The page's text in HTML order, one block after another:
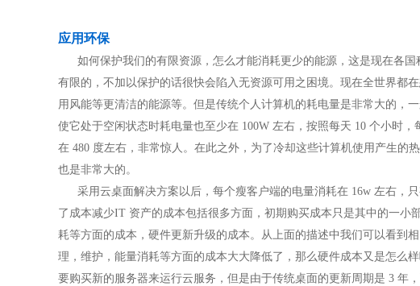
应用环保
如何保护我们的有限资源，怎么才能消耗更少的能源，这是现在各国
有限的，不加以保护的话很快会陷入无资源可用之困境。现在全世界都
用风能等更清洁的能源等。但是传统个人计算机的耗电量是非常大的，
使它处于空闲状态时耗电量也至少在 100W 左右，按照每天 10 个小时
在 480 度左右，非常惊人。在此之外，为了冷却这些计算机使用产生的
也是非常大的。
采用云桌面解决方案以后，每个瘦客户端的电量消耗在 16w 左右，
了成本减少IT 资产的成本包括很多方面，初期购买成本只是其中的一小
耗等方面的成本，硬件更新升级的成本。从上面的描述中我们可以看到
理，维护，能量消耗等方面的成本大大降低了，那么硬件成本又是怎么
要购买新的服务器来运行云服务，但是由于传统桌面的更新周期是 3 年